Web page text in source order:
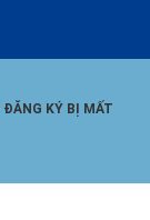
KÝ BỊ MẤT